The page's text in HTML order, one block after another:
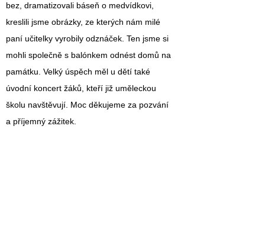
bez, dramatizovali báseň o medvídkovi,
kreslili jsme obrázky, ze kterých nám milé
paní učitelky vyrobily odznáček. Ten jsme si
mohli společně s balónkem odnést domů na
památku. Velký úspěch měl u dětí také
úvodní koncert žáků, kteří již uměleckou
školu navštěvují. Moc děkujeme za pozvání
a příjemný zážitek.